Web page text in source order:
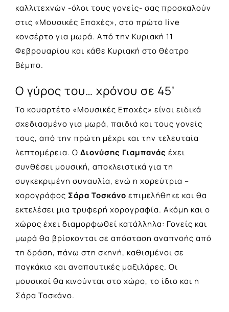
καλλιτεχνών -όλοι τους γονείς- σας προσκαλούν
στις «Μουσικές Εποχές», στο πρώτο live
κονσέρτο για μωρά. Από την Κυριακή 11
Φεβρουαρίου και κάθε Κυριακή στο θέατρο
Βέμπο.
Ο γύρος του… χρόνου σε 45’
Το κουαρτέτο «Μουσικές Εποχές» είναι ειδικά
σχεδιασμένο για μωρά, παιδιά και τους γονείς
τους, από την πρώτη μέχρι και την τελευταία
λεπτομέρεια. Ο Διονύσης Γιαμπανάς έχει
συνθέσει μουσική, αποκλειστικά για τη
συγκεκριμένη συναυλία, ενώ η χορεύτρια –
χορογράφος Σάρα Τοσκάνο επιμελήθηκε και θα
εκτελέσει μια τρυφερή χορογραφία. Ακόμη και ο
χώρος έχει διαμορφωθεί κατάλληλα: Γονείς και
μωρά θα βρίσκονται σε απόσταση αναπνοής από
τη δράση, πάνω στη σκηνή, καθισμένοι σε
παγκάκια και αναπαυτικές μαξιλάρες. Οι
μουσικοί θα κινούνται στο χώρο, το ίδιο και η
Σάρα Τοσκάνο.